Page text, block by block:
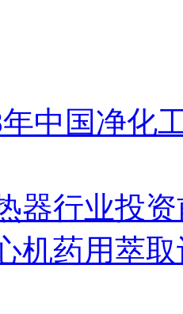
年中国净化
器行业投
机药用萃